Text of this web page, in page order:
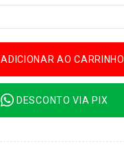
ADICIONAR AO CARRINHO
DESCONTO VIA PIX